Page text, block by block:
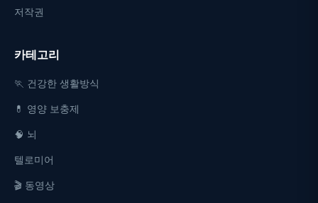
저작권
카테고리
🏃 건강한 생활방식
💊 영양 보충제
🧠 뇌
텔로미어
🎬 동영상